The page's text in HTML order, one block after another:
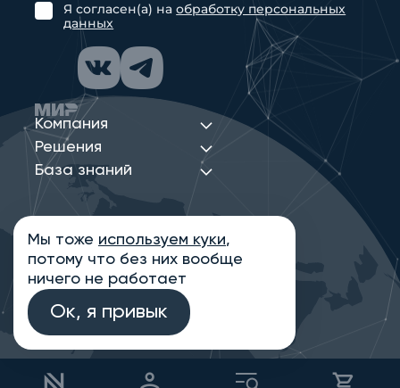
Компания
Решения
База знаний
Я согласен(а) наобработку персональных
данных
Политика конфиденциальности
Информация на сайте носит ознакомительный
характер и не является публичной офертой,
определяемой положениями статьи 437
Гражданского кодекса РФ
© 2013-2026 Новые Сети Интеграция
Мы тоже используем куки,
потому что без них вообще
ничего не работает
Ок, я привык